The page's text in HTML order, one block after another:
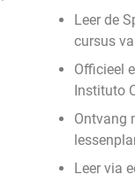
Leer de
cursus
Officieel
Instituto
Ontvang
Leer via